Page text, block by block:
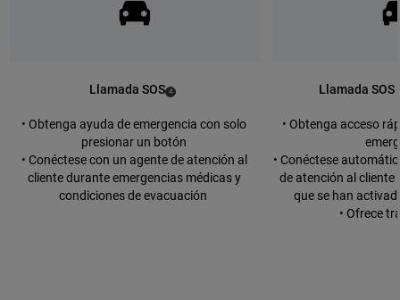
Llamada SOS (
Disclosure
4)
• Obtenga ayuda de emergencia con solo
presionar un botón
• Conéctese con un agente de atención al
cliente durante emergencias médicas y
condiciones de evacuación
Llamada
• Obtenga acceso
• Conéctese
de atención al cliente
que se han
• Ofrece